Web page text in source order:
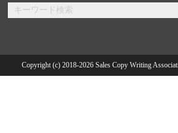
Copyright (c) 2018-2026 Sales Copy Writing